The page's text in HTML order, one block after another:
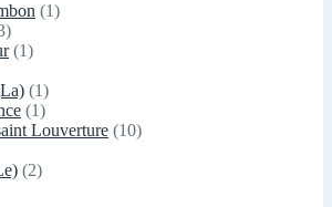
(1)
(1)
(1)
(1)
Louverture (10)
(2)